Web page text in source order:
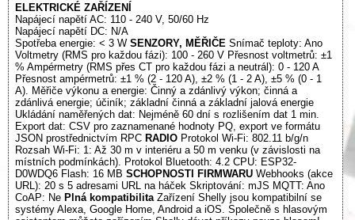
ELEKTRICKÉ ZAŘÍZENÍ
Napájecí napětí AC: 110 - 240 V, 50/60 Hz
Napájecí napětí DC: N/A
Spotřeba energie: < 3 W SENZORY, MĚŘIČE Snímač teploty: Ano
Voltmetry (RMS pro každou fázi): 100 - 260 V Přesnost voltmetrů: ±1
% Ampérmetry (RMS přes CT pro každou fázi a neutrál): 0 - 120 A
Přesnost ampérmetrů: ±1 % (2 - 120 A), ±2 % (1 - 2 A), ±5 % (0 - 1
A). Měřiče výkonu a energie: Činný a zdánlivý výkon; činná a
zdánlivá energie; účiník; základní činná a základní jalová energie
Ukládání naměřených dat: Nejméně 60 dní s rozlišením dat 1 min.
Export dat: CSV pro zaznamenané hodnoty PQ, export ve formátu
JSON prostřednictvím RPC RADIO Protokol Wi-Fi: 802.11 b/g/n
Rozsah Wi-Fi: 1: Až 30 m v interiéru a 50 m venku (v závislosti na
místních podmínkách). Protokol Bluetooth: 4.2 CPU: ESP32-
D0WDQ6 Flash: 16 MB SCHOPNOSTI FIRMWARU Webhooks (akce
URL): 20 s 5 adresami URL na háček Skriptování: mJS MQTT: Ano
CoAP: Ne Plná kompatibilita Zařízení Shelly jsou kompatibilní se
systémy Alexa, Google Home, Android a iOS. Společně s hlasovým